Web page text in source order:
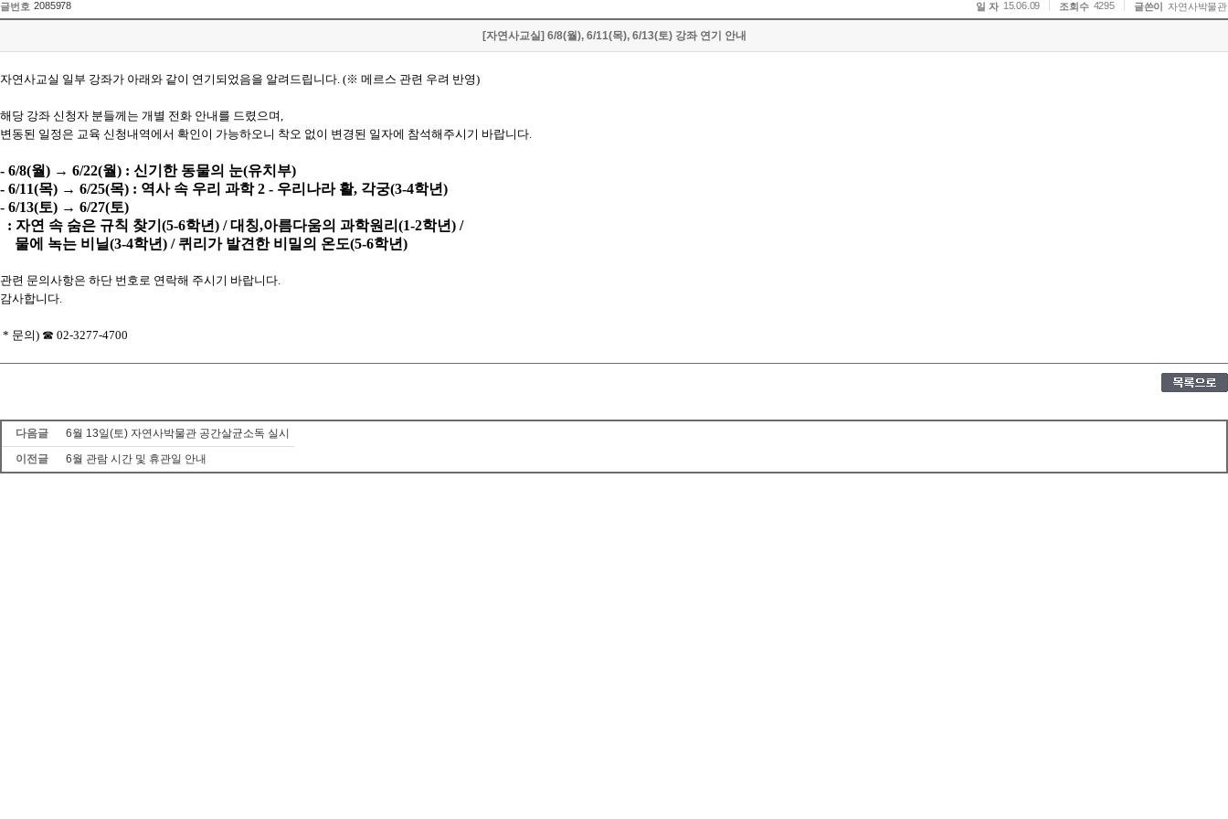
글번호 2085978 일 자 15.06.09 조회수 4295 글쓴이 자연사박물관
[자연사교실] 6/8(월), 6/11(목), 6/13(토) 강좌 연기 안내
자연사교실 일부 강좌가 아래와 같이 연기되었음을 알려드립니다. (※ 메르스 관련 우려 반영)
해당 강좌 신청자 분들께는 개별 전화 안내를 드렸으며,
변동된 일정은 교육 신청내역에서 확인이 가능하오니 착오 없이 변경된 일자에 참석해주시기 바랍니다.
- 6/8(월) → 6/22(월) : 신기한 동물의 눈(유치부)
- 6/11(목) → 6/25(목) : 역사 속 우리 과학 2 - 우리나라 활, 각궁(3-4학년)
- 6/13(토) → 6/27(토)
: 자연 속 숨은 규칙 찾기(5-6학년) / 대칭,아름다움의 과학원리(1-2학년) /
물에 녹는 비닐(3-4학년) / 퀴리가 발견한 비밀의 온도(5-6학년)
관련 문의사항은 하단 번호로 연락해 주시기 바랍니다.
감사합니다.
* 문의) ☎ 02-3277-4700
다음글
6월 13일(토) 자연사박물관 공간살균소독 실시
이전글
6월 관람 시간 및 휴관일 안내